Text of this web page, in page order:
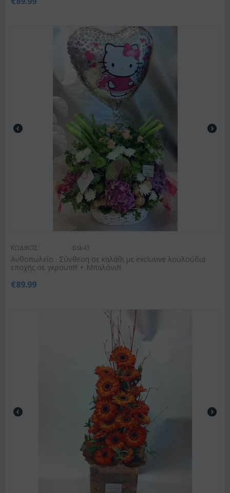
ΚΩΔΙΚΟΣ: Bsk43
Ανθοπωλείο . Σύνθεση σε καλάθι με exclusive λουλούδια
εποχής σε γκρουπ!!! + Μπαλόνι!!!
€89.99